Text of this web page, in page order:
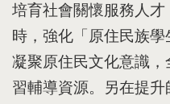
培育社會關懷服務人
時，強化「原住民族學
凝聚原住民文化意識，
習輔導資源。另在提